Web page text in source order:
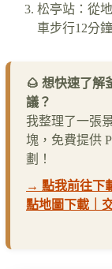
松亭站：從
車步行12分
🌰 想快速了解
議？
我整理了一張
塊，免費提供
劃！
→ 點我前往下
點地圖下載｜